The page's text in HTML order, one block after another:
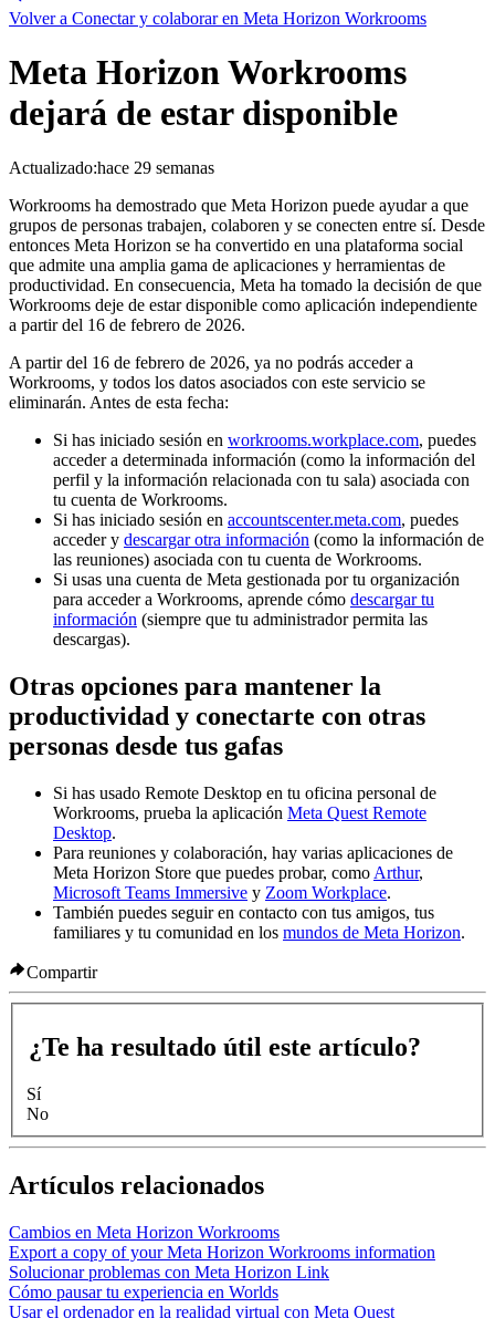
Volver a Conectar y colaborar en Meta Horizon Workrooms
Meta Horizon Workrooms
dejará de estar disponible
Actualizado:hace 29 semanas
Workrooms ha demostrado que Meta Horizon puede ayudar a que
grupos de personas trabajen, colaboren y se conecten entre sí. Desde
entonces Meta Horizon se ha convertido en una plataforma social
que admite una amplia gama de aplicaciones y herramientas de
productividad. En consecuencia, Meta ha tomado la decisión de que
Workrooms deje de estar disponible como aplicación independiente
a partir del 16 de febrero de 2026.
A partir del 16 de febrero de 2026, ya no podrás acceder a
Workrooms, y todos los datos asociados con este servicio se
eliminarán. Antes de esta fecha:
Si has iniciado sesión en workrooms.workplace.com, puedes
acceder a determinada información (como la información del
perfil y la información relacionada con tu sala) asociada con
tu cuenta de Workrooms.
Si has iniciado sesión en accountscenter.meta.com, puedes
acceder y descargar otra información (como la información de
las reuniones) asociada con tu cuenta de Workrooms.
Si usas una cuenta de Meta gestionada por tu organización
para acceder a Workrooms, aprende cómo descargar tu
información (siempre que tu administrador permita las
descargas).
Otras opciones para mantener la
productividad y conectarte con otras
personas desde tus gafas
Si has usado Remote Desktop en tu oficina personal de
Workrooms, prueba la aplicación Meta Quest Remote
Desktop.
Para reuniones y colaboración, hay varias aplicaciones de
Meta Horizon Store que puedes probar, como Arthur,
Microsoft Teams Immersive y Zoom Workplace.
También puedes seguir en contacto con tus amigos, tus
familiares y tu comunidad en los mundos de Meta Horizon.
Compartir
¿Te ha resultado útil este artículo?
Sí
No
Artículos relacionados
Cambios en Meta Horizon Workrooms
Export a copy of your Meta Horizon Workrooms information
Solucionar problemas con Meta Horizon Link
Cómo pausar tu experiencia en Worlds
Usar el ordenador en la realidad virtual con Meta Quest